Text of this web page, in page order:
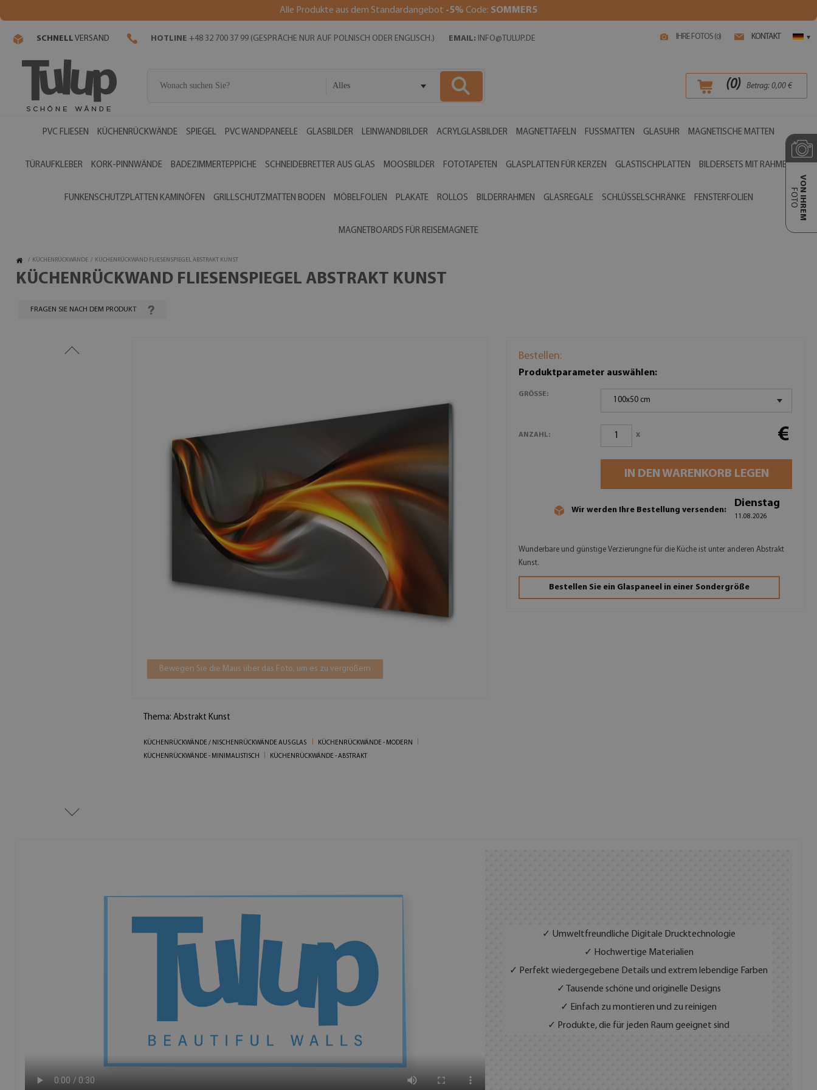
Alle Produkte aus dem Standardangebot -5% Code: SOMMER5
IHRE FOTOS (0) KONTAKT ▾
SCHNELL VERSAND HOTLINE +48 32 700 37 99 (GESPRÄCHE NUR AUF POLNISCH ODER ENGLISCH.) EMAIL: INFO@TULUP.DE
Alles (0) Betrag: 0,00€
PVC FLIESEN KÜCHENRÜCKWÄNDE SPIEGEL PVC WANDPANEELE GLASBILDER LEINWANDBILDER ACRYLGLASBILDER MAGNETTAFELN FUSSMATTEN GLASUHR MAGNETISCHE MATTEN
TÜRAUFKLEBER KORK-PINNWÄNDE BADEZIMMERTEPPICHE SCHNEIDEBRETTER AUS GLAS MOOSBILDER FOTOTAPETEN GLASPLATTEN FÜR KERZEN GLASTISCHPLATTEN BILDERSETS MIT RAHMEN
FUNKENSCHUTZPLATTEN KAMINÖFEN GRILLSCHUTZMATTEN BODEN MÖBELFOLIEN PLAKATE ROLLOS BILDERRAHMEN GLASREGALE SCHLÜSSELSCHRÄNKE FENSTERFOLIEN
MAGNETBOARDS FÜR REISEMAGNETE
VON IHREM
FOTO
/ KÜCHENRÜCKWÄNDE / KÜCHENRÜCKWAND FLIESENSPIEGEL ABSTRAKT KUNST
KÜCHENRÜCKWAND FLIESENSPIEGEL ABSTRAKT KUNST
FRAGEN SIE NACH DEM PRODUKT
Bewegen Sie die Maus über das Foto, um es zu vergrößern
Thema: Abstrakt Kunst
KÜCHENRÜCKWÄNDE / NISCHENRÜCKWÄNDE AUS GLAS
KÜCHENRÜCKWÄNDE - MODERN
KÜCHENRÜCKWÄNDE - MINIMALISTISCH
KÜCHENRÜCKWÄNDE - ABSTRAKT
Bestellen:
Produktparameter auswählen:
GRÖSSE:
100x50 cm
ANZAHL: x €
IN DEN WARENKORB LEGEN
Wir werden Ihre Bestellung versenden:
Dienstag
11.08.2026
Wunderbare und günstige Verzierungne für die Küche ist unter anderen Abstrakt
Kunst.
Bestellen Sie ein Glaspaneel in einer Sondergröße
✓ Umweltfreundliche Digitale Drucktechnologie
✓ Hochwertige Materialien
✓ Perfekt wiedergegebene Details und extrem lebendige Farben
✓ Tausende schöne und originelle Designs
✓ Einfach zu montieren und zu reinigen
✓ Produkte, die für jeden Raum geeignet sind